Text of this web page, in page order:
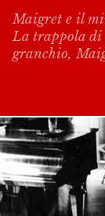
Maigret e il
La trappola
granchio,